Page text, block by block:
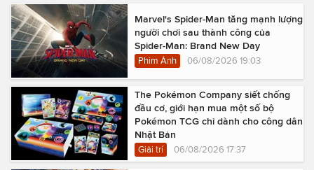
Marvel's Spider-Man tăng mạnh lượng
người chơi sau thành công của
Spider-Man: Brand New Day
Phim Ảnh 06/08/2026 19:03
The Pokémon Company siết chống
đầu cơ, giới hạn mua một số bộ
Pokémon TCG chỉ dành cho công dân
Nhật Bản
Giải trí 06/08/2026 17:37